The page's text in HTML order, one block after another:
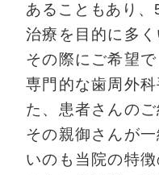
あることもあり
治療を目的に多く
その際にご希望
専門的な歯周外
た、患者さんの
その親御さんが
いのも当院の特